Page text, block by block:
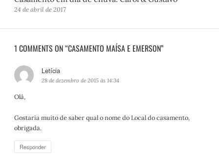
24 de abril de 2017
1 COMMENTS ON “CASAMENTO MAÍSA E EMERSON”
Letícia
i
:
28 de dezembro de 2015 às 14:34
Olá,
Gostaria muito de saber qual o nome do Local do casamento,
obrigada.
Responder